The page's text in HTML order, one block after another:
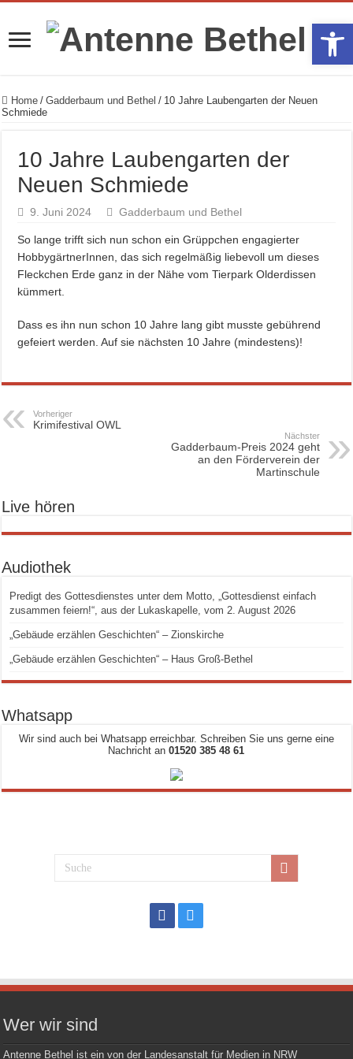
Home / Gadderbaum und Bethel / 10 Jahre Laubengarten der Neuen
Schmiede
10 Jahre Laubengarten der
Neuen Schmiede
9. Juni 2024 Gadderbaum und Bethel
So lange trifft sich nun schon ein Grüppchen engagierter
HobbygärtnerInnen, das sich regelmäßig liebevoll um dieses
Fleckchen Erde ganz in der Nähe vom Tierpark Olderdissen
kümmert.
Dass es ihn nun schon 10 Jahre lang gibt musste gebührend
gefeiert werden. Auf sie nächsten 10 Jahre (mindestens)!
Vorheriger
Krimifestival OWL
Nächster
Gadderbaum-Preis 2024 geht
an den Förderverein der
Martinschule
Live hören
Audiothek
Predigt des Gottesdienstes unter dem Motto, „Gottesdienst einfach
zusammen feiern!“, aus der Lukaskapelle, vom 2. August 2026
„Gebäude erzählen Geschichten“ – Zionskirche
„Gebäude erzählen Geschichten“ – Haus Groß-Bethel
Whatsapp
Wir sind auch bei Whatsapp erreichbar. Schreiben Sie uns gerne eine
Nachricht an01520 385 48 61
Wer wir sind
Antenne Bethel ist ein von der Landesanstalt für Medien in NRW